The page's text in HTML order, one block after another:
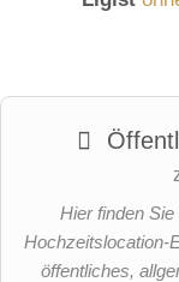
Hier finden
Hochzeitslocation-
öffentliches,